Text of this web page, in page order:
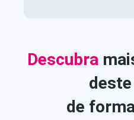
Descubra
deste
de